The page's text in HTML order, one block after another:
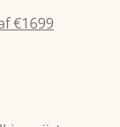
€1699